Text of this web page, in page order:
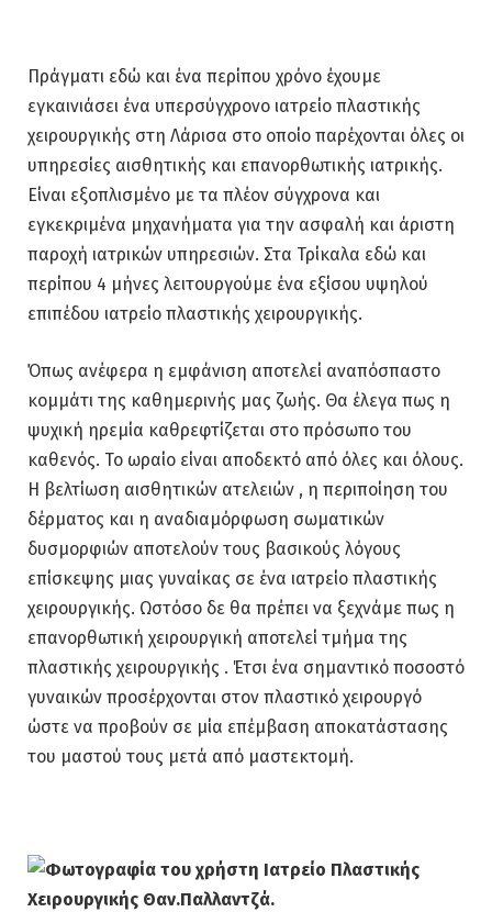
Πράγματι εδώ και ένα περίπου χρόνο έχουμε
εγκαινιάσει ένα υπερσύγχρονο ιατρείο πλαστικής
χειρουργικής στη Λάρισα στο οποίο παρέχονται όλες οι
υπηρεσίες αισθητικής και επανορθωτικής ιατρικής.
Είναι εξοπλισμένο με τα πλέον σύγχρονα και
εγκεκριμένα μηχανήματα για την ασφαλή και άριστη
παροχή ιατρικών υπηρεσιών. Στα Τρίκαλα εδώ και
περίπου 4 μήνες λειτουργούμε ένα εξίσου υψηλού
επιπέδου ιατρείο πλαστικής χειρουργικής.
Όπως ανέφερα η εμφάνιση αποτελεί αναπόσπαστο
κομμάτι της καθημερινής μας ζωής. Θα έλεγα πως η
ψυχική ηρεμία καθρεφτίζεται στο πρόσωπο του
καθενός. Το ωραίο είναι αποδεκτό από όλες και όλους.
Η βελτίωση αισθητικών ατελειών , η περιποίηση του
δέρματος και η αναδιαμόρφωση σωματικών
δυσμορφιών αποτελούν τους βασικούς λόγους
επίσκεψης μιας γυναίκας σε ένα ιατρείο πλαστικής
χειρουργικής. Ωστόσο δε θα πρέπει να ξεχνάμε πως η
επανορθωτική χειρουργική αποτελεί τμήμα της
πλαστικής χειρουργικής . Έτσι ένα σημαντικό ποσοστό
γυναικών προσέρχονται στον πλαστικό χειρουργό
ώστε να προβούν σε μία επέμβαση αποκατάστασης
του μαστού τους μετά από μαστεκτομή.